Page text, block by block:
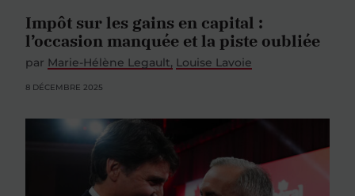
Impôt sur les gains en capital :
l’occasion manquée et la piste oubliée
par Marie-Hélène Legault Louise Lavoie
8 DÉCEMBRE 2025